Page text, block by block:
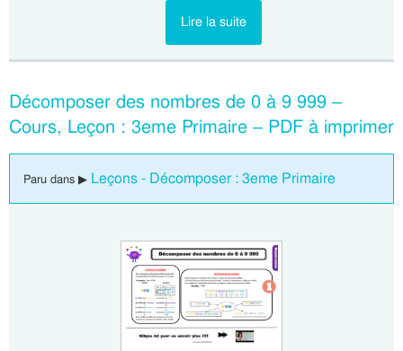
Lire la suite
Décomposer des nombres de 0 à 9 999 –
Cours, Leçon : 3eme Primaire – PDF à imprimer
Paru dans ▶ Leçons - Décomposer : 3eme Primaire